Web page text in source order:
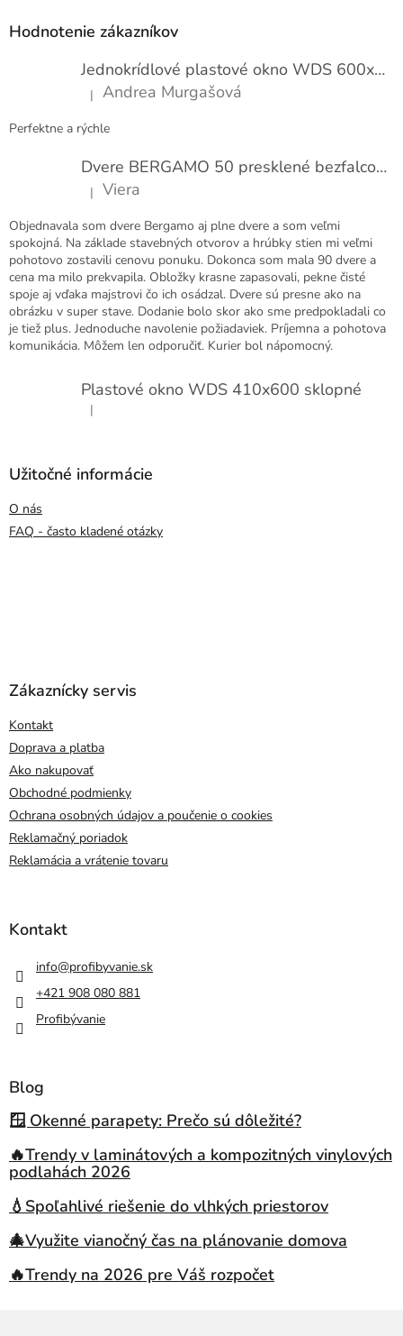
Hodnotenie zákazníkov
Jednokrídlové plastové okno WDS 600x1000
Hodnotenie produktu je 5 z 5 hviezdičiek.
| Andrea Murgašová
Perfektne a rýchle
Dvere BERGAMO 50 presklené bezfalcové EXTRA
Hodnotenie produktu je 5 z 5 hviezdičiek.
| Viera
Objednavala som dvere Bergamo aj plne dvere a som veľmi
spokojná. Na základe stavebných otvorov a hrúbky stien mi veľmi
pohotovo zostavili cenovu ponuku. Dokonca som mala 90 dvere a
cena ma milo prekvapila. Obložky krasne zapasovali, pekne čisté
spoje aj vďaka majstrovi čo ich osádzal. Dvere sú presne ako na
obrázku v super stave. Dodanie bolo skor ako sme predpokladali co
je tiež plus. Jednoduche navolenie požiadaviek. Príjemna a pohotova
komunikácia. Môžem len odporučiť. Kurier bol nápomocný.
Plastové okno WDS 410x600 sklopné
Hodnotenie produktu je 5 z 5 hviezdičiek.
|
Užitočné informácie
O nás
FAQ - často kladené otázky
Zákaznícky servis
Kontakt
Doprava a platba
Ako nakupovať
Obchodné podmienky
Ochrana osobných údajov a poučenie o cookies
Reklamačný poriadok
Reklamácia a vrátenie tovaru
Kontakt
info@profibyvanie.sk
+421 908 080 881
Profibývanie
Blog
🪟 Okenné parapety: Prečo sú dôležité?
🔥Trendy v laminátových a kompozitných vinylových
podlahách 2026
💧Spoľahlivé riešenie do vlhkých priestorov
🎄Využite vianočný čas na plánovanie domova
🔥Trendy na 2026 pre Váš rozpočet